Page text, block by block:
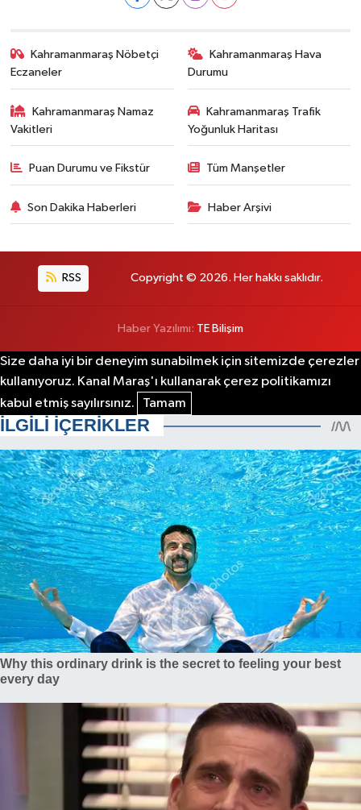
Kahramanmaraş Nöbetçi
Eczaneler
Kahramanmaraş Hava
Durumu
Kahramanmaraş Namaz
Vakitleri
Kahramanmaraş Trafik
Yoğunluk Haritası
Puan Durumu ve Fikstür Tüm Manşetler
Son Dakika Haberleri Haber Arşivi
RSS Copyright © 2026. Her hakkı saklıdır.
Haber Yazılımı: TE Bilişim
Size daha iyi bir deneyim sunabilmek için sitemizde çerezler
kullanıyoruz. Kanal Maraş'ı kullanarak çerez politikamızı
kabul etmiş sayılırsınız.
Tamam